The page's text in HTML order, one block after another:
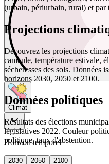
Climat
Horizon temporel
2030 2050
2100
(urbain, périurbain, rural) et par
Projections
Découvrez les projections
canicule, température estivale,
sécheresses des sols. Données
horizons 2030, 2050 et 2100.
Données politiques
Résultats des élections
législatives 2022. Couleur
politique, taux d'abstention.